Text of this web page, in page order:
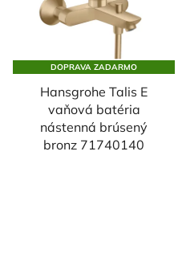
DOPRAVA ZADARMO
Hansgrohe Talis E
vaňová batéria
nástenná brúsený
bronz 71740140